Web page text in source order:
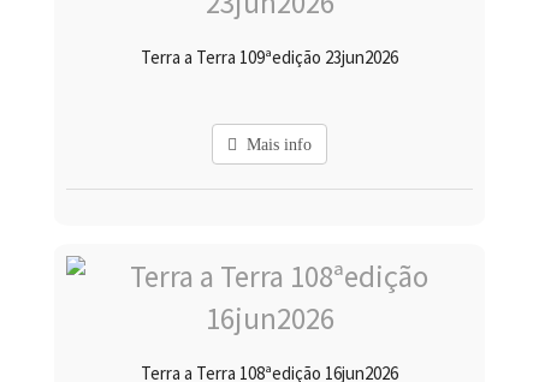
Terra a Terra 109ªedição 23jun2026
Mais info
Terra a Terra 108ªedição 16jun2026